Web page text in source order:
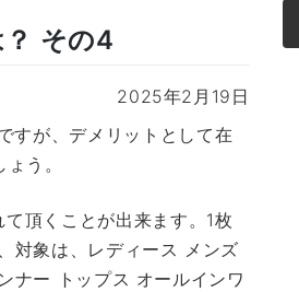
その4
2025年2月19日
すが、デメリットとして在
う。
頂くことが出来ます。1枚
対象は、レディース メンズ
ナー トップス オールインワ